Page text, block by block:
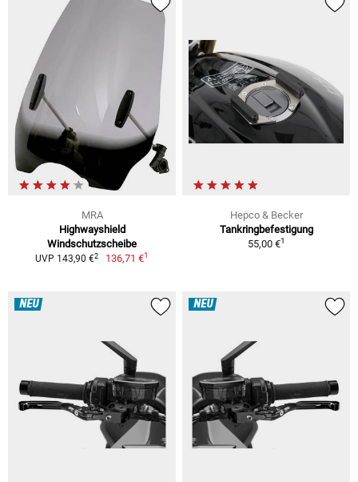
MRA
Highwayshield
Windschutzscheibe
UVP 143,90 €2 136,71 €1
Hepco & Becker
Tankringbefestigung
55,00 €1
NEU NEU